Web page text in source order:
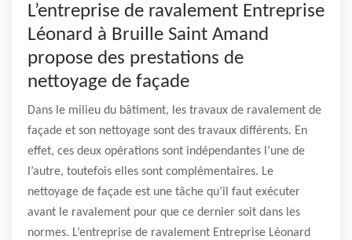
L’entreprise de ravalement Entreprise
Léonard à Bruille Saint Amand
propose des prestations de
nettoyage de façade
Dans le milieu du bâtiment, les travaux de ravalement de
façade et son nettoyage sont des travaux différents. En
effet, ces deux opérations sont indépendantes l’une de
l’autre, toutefois elles sont complémentaires. Le
nettoyage de façade est une tâche qu’il faut exécuter
avant le ravalement pour que ce dernier soit dans les
normes. L’entreprise de ravalement Entreprise Léonard